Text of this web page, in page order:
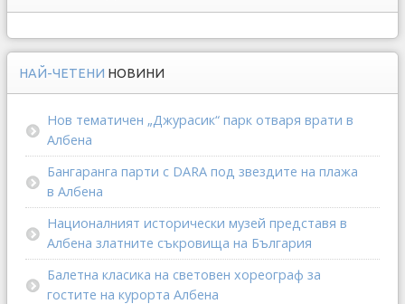
НАЙ-ЧЕТЕНИ НОВИНИ
Нов тематичен „Джурасик“ парк отваря врати в
Албена
Бангаранга парти с DARA под звездите на плажа
в Албена
Националният исторически музей представя в
Албена златните съкровища на България
Балетна класика на световен хореограф за
гостите на курорта Албена